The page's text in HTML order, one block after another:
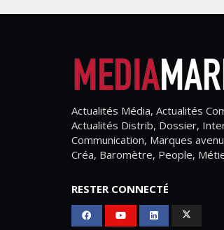
Actualités Média, Actualités
Actualités Distrib, Dossier,
Communication, Marques
Créa, Baromètre, People,
RESTER CONNECTÉ